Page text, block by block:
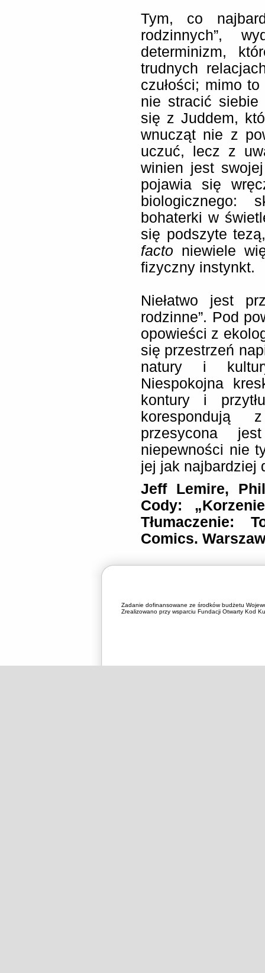
Tym, co
rodzinnych”,
determinizm,
trudnych
czułości; mimo
nie stracić siebie
się z Juddem,
wnucząt nie z
uczuć, lecz z
winien jest
pojawia się
biologicznego:
bohaterki w
się podszyte
facto niewiele
fizyczny instynkt.
Niełatwo jest
rodzinne”. Pod
opowieści z
się przestrzeń
natury i
Niespokojna
kontury i
korespondują
przesycona
niepewności nie
jej jak najbardziej
Jeff Lemire,
Cody:
Tłumaczenie:
Comics.
Zadanie dofinansowane ze środków budżetu
Zrealizowano przy wsparciu Fundacji Otwarty Kod